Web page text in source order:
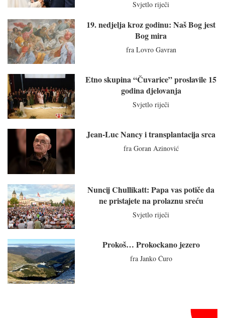
Svjetlo riječi
19. nedjelja kroz godinu: Naš Bog jest
Bog mira
fra Lovro Gavran
Etno skupina “Čuvarice” proslavile 15
godina djelovanja
Svjetlo riječi
Jean-Luc Nancy i transplantacija srca
fra Goran Azinović
Nuncij Chullikatt: Papa vas potiče da
ne pristajete na prolaznu sreću
Svjetlo riječi
Prokoš… Prokockano jezero
fra Janko Ćuro